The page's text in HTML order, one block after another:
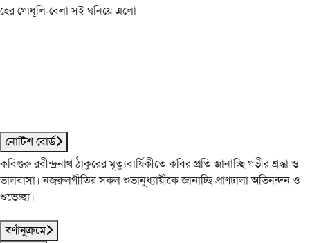
হের গোধূলি-বেলা সই ঘনিয়ে এলো
নোটিশ বোর্ড
কবিগুরু রবীন্দ্রনাথ ঠাকুরের মৃত্যুবার্ষিকীতে কবির প্রতি জানাচ্ছি গভীর শ্রদ্ধা ও
ভালবাসা। নজরুলগীতির সকল শুভানুধ্যায়ীকে জানাচ্ছি প্রাণঢালা অভিনন্দন ও
শুভেচ্ছা।
বর্ণানুক্রমে